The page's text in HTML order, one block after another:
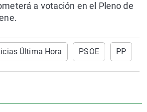
a votación en el Pleno de
Última Hora PSOE PP